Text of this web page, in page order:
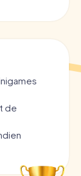
de